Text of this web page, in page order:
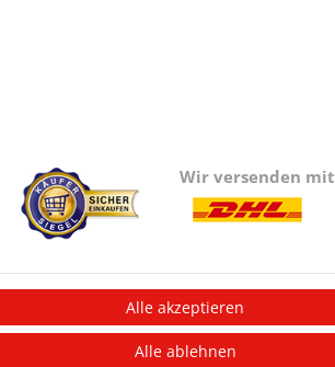
Wir versenden mit
Information
Informationen für Vereine
Alle akzeptieren
Alle ablehnen